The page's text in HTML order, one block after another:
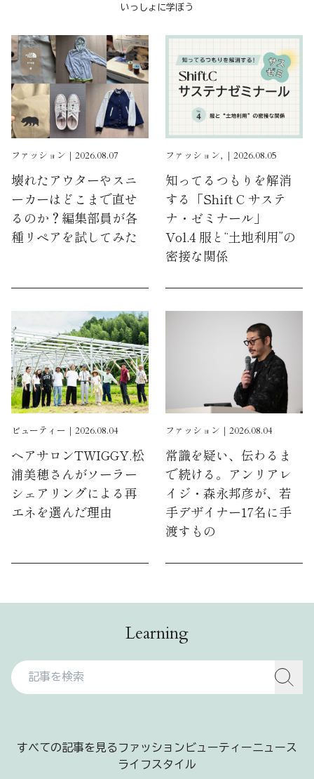
いっしょに学ぼう
ファッション｜2026.08.07
壊れたアウターやスニ
ーカーはどこまで直せ
るのか？編集部員が各
種リペアを試してみた
ファッション, ｜2026.08.05
知ってるつもりを解消
する「Shift C サステ
ナ・ゼミナール」
Vol.4 服と“土地利用”の
密接な関係
ビューティー｜2026.08.04
ヘアサロンTWIGGY.松
浦美穂さんがソーラー
シェアリングによる再
エネを選んだ理由
ファッション｜2026.08.04
常識を疑い、伝わるま
で続ける。アンリアレ
イジ・森永邦彦が、若
手デザイナー17名に手
渡すもの
Learning
すべての記事を見る ファッションビューティーニュース
ライフスタイル